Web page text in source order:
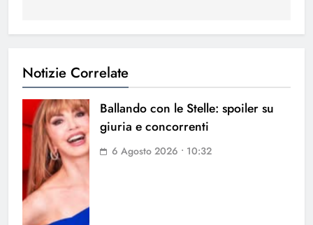
Notizie Correlate
Ballando con le Stelle: spoiler su
giuria e concorrenti
6 Agosto 2026 • 10:32